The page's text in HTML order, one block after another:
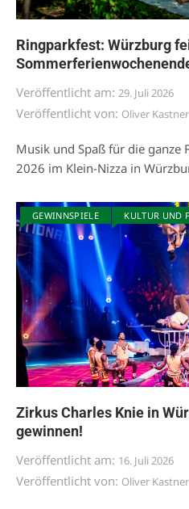
Ringparkfest: Würzburg
Veröffentlicht am: 29. Juli 2026
Veröffentlicht von: Oliver Kastner
Musik und Spaß für die ganze
2026 im Klein-Nizza in
GEWINNSPIELE KULTUR UND
Zirkus Charles Knie in
gewinnen!
Veröffentlicht am: 16. Juli 2026
Veröffentlicht von: Oliver Kastner